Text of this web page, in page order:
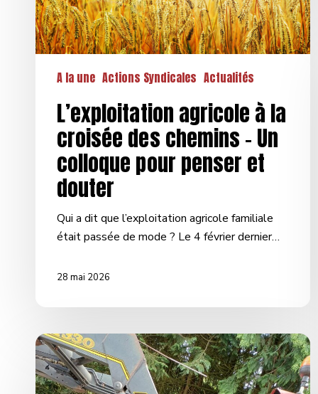
–
Un
colloque
penser
douter
A la une Actions Syndicales Actualités
L’exploitation agricole à la
croisée des chemins – Un
colloque pour penser et
douter
Qui a dit que l’exploitation agricole familiale
était passée de mode ? Le 4 février dernier…
28 mai 2026
GNR
:
Une